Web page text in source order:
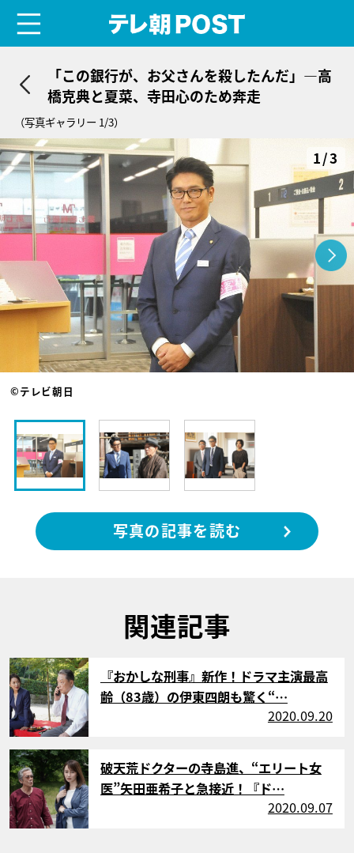
「この銀行が、お父さんを殺したんだ」―高
橋克典と夏菜、寺田心のため奔走
（写真ギャラリー 1/3）
1/3
©テレビ朝日
写真の記事を読む
関連記事
サムネイル
『おかしな刑事』新作！ドラマ主演最高
齢（83歳）の伊東四朗も驚く“…
2020.09.20
サムネイル
破天荒ドクターの寺島進、“エリート女
医”矢田亜希子と急接近！『ド…
2020.09.07